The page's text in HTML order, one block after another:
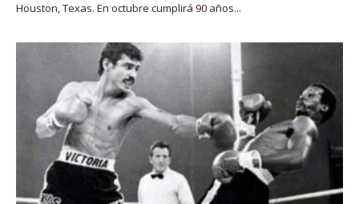
Houston, Texas. En octubre cumplirá 90 años...